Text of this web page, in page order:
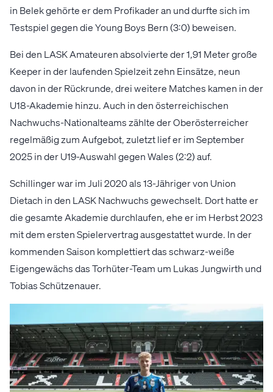
in Belek gehörte er dem Profikader an und durfte sich im
Testspiel gegen die Young Boys Bern (3:0) beweisen.
Bei den LASK Amateuren absolvierte der 1,91 Meter große
Keeper in der laufenden Spielzeit zehn Einsätze, neun
davon in der Rückrunde, drei weitere Matches kamen in der
U18-Akademie hinzu. Auch in den österreichischen
Nachwuchs-Nationalteams zählte der Oberösterreicher
regelmäßig zum Aufgebot, zuletzt lief er im September
2025 in der U19-Auswahl gegen Wales (2:2) auf.
Schillinger war im Juli 2020 als 13-Jähriger von Union
Dietach in den LASK Nachwuchs gewechselt. Dort hatte er
die gesamte Akademie durchlaufen, ehe er im Herbst 2023
mit dem ersten Spielervertrag ausgestattet wurde. In der
kommenden Saison komplettiert das schwarz-weiße
Eigengewächs das Torhüter-Team um Lukas Jungwirth und
Tobias Schützenauer.